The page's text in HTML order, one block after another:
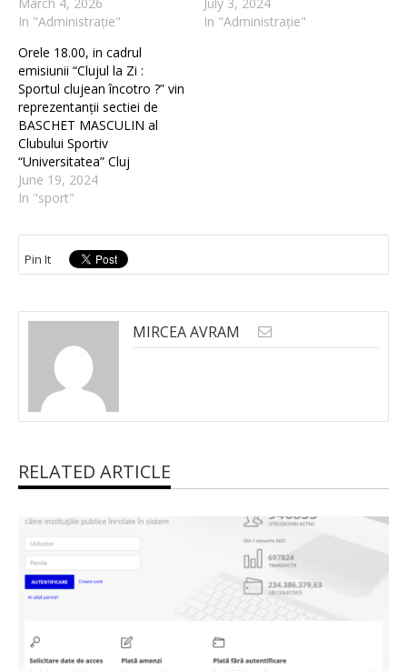
In "Administrație"
In "Administrație"
Orele 18.00, in cadrul
emisiunii “Clujul la Zi :
Sportul clujean încotro ?” vin
reprezentanții sectiei de
BASCHET MASCULIN al
Clubului Sportiv
“Universitatea” Cluj
June 19, 2024
In "sport"
Pin It
MIRCEA AVRAM
RELATED ARTICLE